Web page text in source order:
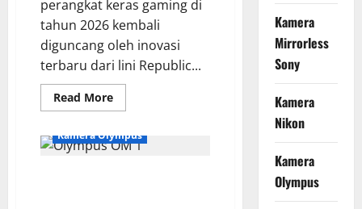
perangkat keras gaming di
tahun 2026 kembali
diguncang oleh inovasi
terbaru dari lini Republic...
Read MoreRead
more
Asus
ROG
Kamera Olympus
Kamera
Mirrorless
Sony
Kamera
Nikon
Kamera
Olympus